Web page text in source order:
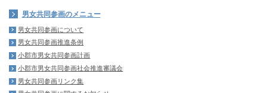
男女共同参画のメニュー
男女共同参画について
男女共同参画推進条例
小郡市男女共同参画計画
小郡市男女共同参画社会推進審議会
男女共同参画リンク集